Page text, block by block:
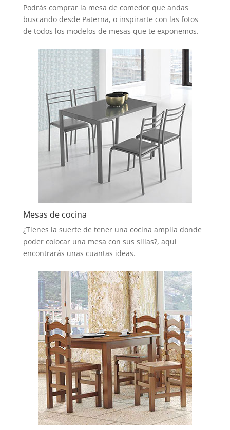
Podrás comprar la mesa de comedor que andas
buscando desde Paterna, o inspirarte con las fotos
de todos los modelos de mesas que te exponemos.
Mesas de cocina
¿Tienes la suerte de tener una cocina amplia donde
poder colocar una mesa con sus sillas?, aquí
encontrarás unas cuantas ideas.